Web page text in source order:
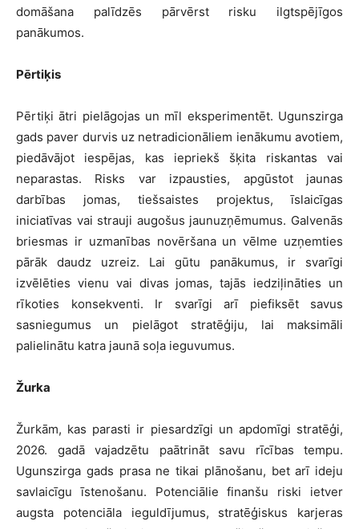
domāšana palīdzēs pārvērst risku ilgtspējīgos
panākumos.
Pērtiķis
Pērtiķi ātri pielāgojas un mīl eksperimentēt. Ugunszirga
gads paver durvis uz netradicionāliem ienākumu avotiem,
piedāvājot iespējas, kas iepriekš šķita riskantas vai
neparastas. Risks var izpausties, apgūstot jaunas
darbības jomas, tiešsaistes projektus, īslaicīgas
iniciatīvas vai strauji augošus jaunuzņēmumus. Galvenās
briesmas ir uzmanības novēršana un vēlme uzņemties
pārāk daudz uzreiz. Lai gūtu panākumus, ir svarīgi
izvēlēties vienu vai divas jomas, tajās iedziļināties un
rīkoties konsekventi. Ir svarīgi arī piefiksēt savus
sasniegumus un pielāgot stratēģiju, lai maksimāli
palielinātu katra jaunā soļa ieguvumus.
Žurka
Žurkām, kas parasti ir piesardzīgi un apdomīgi stratēģi,
2026. gadā vajadzētu paātrināt savu rīcības tempu.
Ugunszirga gads prasa ne tikai plānošanu, bet arī ideju
savlaicīgu īstenošanu. Potenciālie finanšu riski ietver
augsta potenciāla ieguldījumus, stratēģiskus karjeras